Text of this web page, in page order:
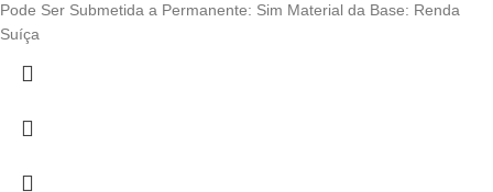
Pode Ser Submetida a Permanente: Sim Material da Base: Renda
Suíça